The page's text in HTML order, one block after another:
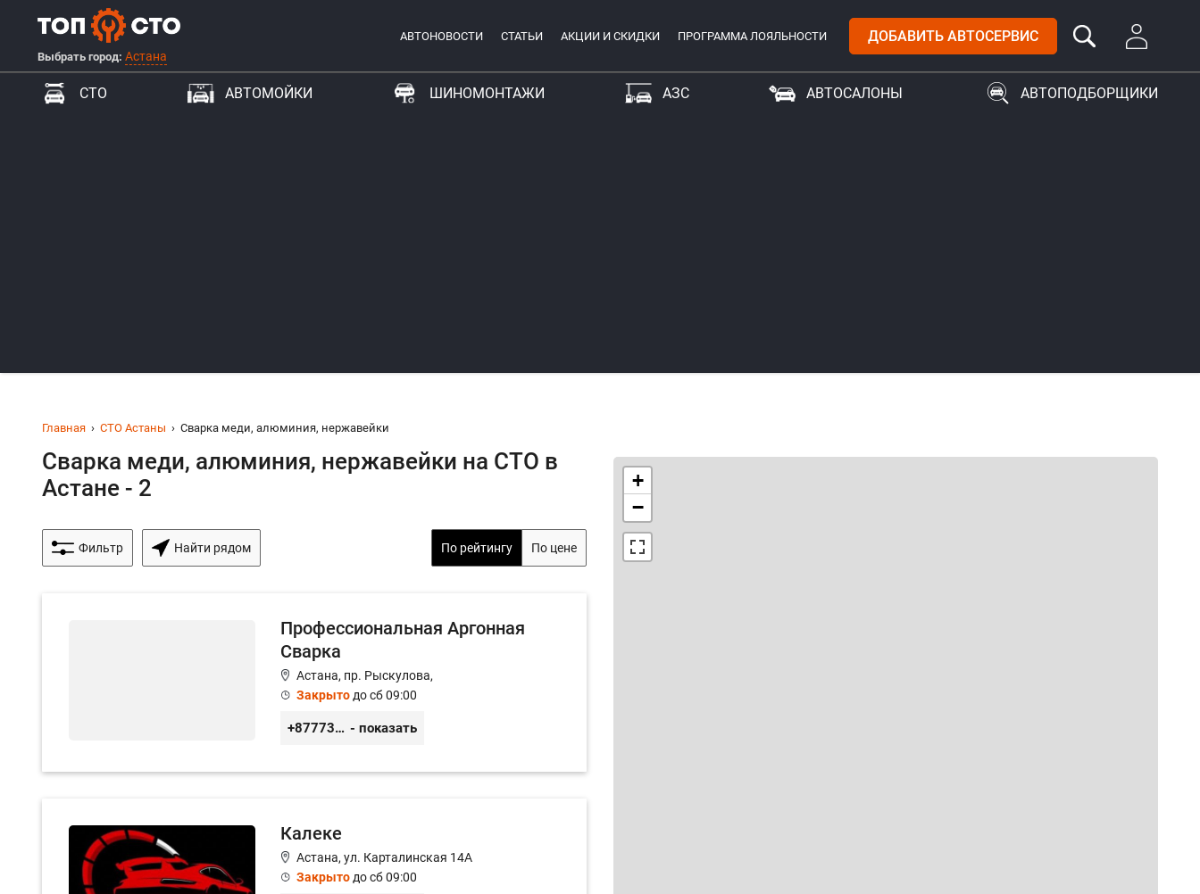
Выбрать город: Астана
АВТОНОВОСТИ СТАТЬИ АКЦИИ И СКИДКИ ПРОГРАММА ЛОЯЛЬНОСТИ ДОБАВИТЬ АВТОСЕРВИС
СТО АВТОМОЙКИ ШИНОМОНТАЖИ АЗС АВТОСАЛОНЫ АВТОПОДБОРЩИКИ
Главная СТО Астаны Сварка меди, алюминия, нержавейки
Сварка меди, алюминия, нержавейки на СТО в
Астане - 2
Фильтр Найти рядом По рейтингу По цене
Профессиональная Аргонная
Сварка
Астана, пр. Рыскулова,
Закрытодо сб 09:00
+87773563733 - показать
Калеке
Астана, ул. Карталинская 14А
Закрытодо сб 09:00
+
−